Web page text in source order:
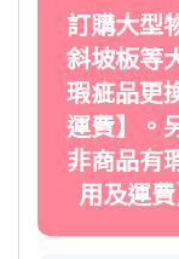
訂購大型
斜坡板等
瑕疵品更
運費】。
非商品有
用及運